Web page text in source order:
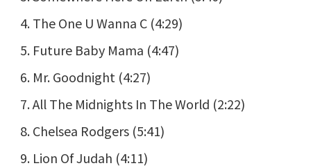
The One U Wanna C (4:29)
Future Baby Mama (4:47)
Mr. Goodnight (4:27)
All The Midnights In The World (2:22)
Chelsea Rodgers (5:41)
Lion Of Judah (4:11)